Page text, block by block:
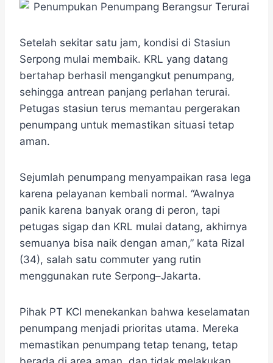
Setelah sekitar satu jam, kondisi di Stasiun
Serpong mulai membaik. KRL yang datang
bertahap berhasil mengangkut penumpang,
sehingga antrean panjang perlahan terurai.
Petugas stasiun terus memantau pergerakan
penumpang untuk memastikan situasi tetap
aman.
Sejumlah penumpang menyampaikan rasa lega
karena pelayanan kembali normal. “Awalnya
panik karena banyak orang di peron, tapi
petugas sigap dan KRL mulai datang, akhirnya
semuanya bisa naik dengan aman,” kata Rizal
(34), salah satu commuter yang rutin
menggunakan rute Serpong–Jakarta.
Pihak PT KCI menekankan bahwa keselamatan
penumpang menjadi prioritas utama. Mereka
memastikan penumpang tetap tenang, tetap